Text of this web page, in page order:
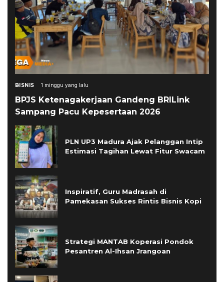
BISNIS 1 minggu yang lalu
BPJS Ketenagakerjaan Gandeng BRILink
Sampang Pacu Kepesertaan 2026
PLN UP3 Madura Ajak Pelanggan Intip
Estimasi Tagihan Lewat Fitur Swacam
Inspiratif, Guru Madrasah di
Pamekasan Sukses Rintis Bisnis Kopi
Strategi MANTAB Koperasi Pondok
Pesantren Al-Ihsan Jrangoan